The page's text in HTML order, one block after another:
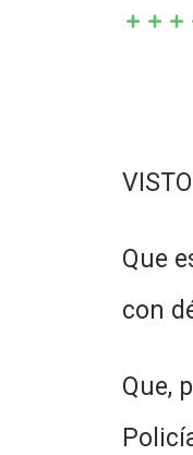
Que
con
Que,